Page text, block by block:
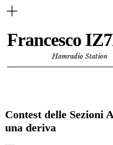
Francesco
Hamradio Station
Contest delle Sezioni
una deriva